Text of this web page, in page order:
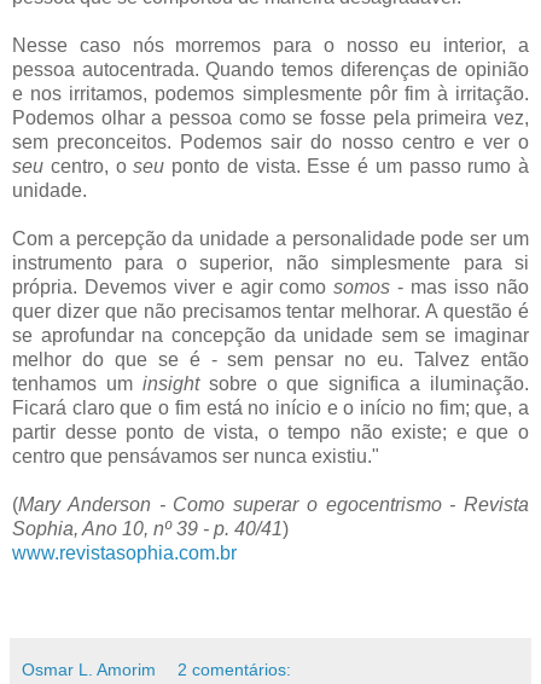
Nesse caso nós morremos para o nosso eu interior, a
pessoa autocentrada. Quando temos diferenças de opinião
e nos irritamos, podemos simplesmente pôr fim à irritação.
Podemos olhar a pessoa como se fosse pela primeira vez,
sem preconceitos. Podemos sair do nosso centro e ver o
seu centro, oseu ponto de vista. Esse é um passo rumo à
unidade.
Com a percepção da unidade a personalidade pode ser um
instrumento para o superior, não simplesmente para si
própria. Devemos viver e agir comosomos - mas isso não
quer dizer que não precisamos tentar melhorar. A questão é
se aprofundar na concepção da unidade sem se imaginar
melhor do que se é - sem pensar no eu. Talvez então
tenhamos um insightsobre o que significa a iluminação.
Ficará claro que o fim está no início e o início no fim; que, a
partir desse ponto de vista, o tempo não existe; e que o
centro que pensávamos ser nunca existiu."
(Mary Anderson - Como superar o egocentrismo - Revista
Sophia, Ano 10, nº 39 - p. 40/41)
www.revistasophia.com.br
Osmar L. Amorim 2 comentários: